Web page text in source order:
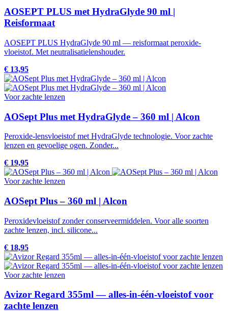
AOSEPT PLUS met HydraGlyde 90 ml |
Reisformaat
AOSEPT PLUS HydraGlyde 90 ml — reisformaat peroxide-
vloeistof. Met neutralisatielenshouder.
€ 13,95
Voor zachte lenzen
AOSept Plus met HydraGlyde – 360 ml | Alcon
Peroxide-lensvloeistof met HydraGlyde technologie. Voor zachte
lenzen en gevoelige ogen. Zonder...
€ 19,95
Voor zachte lenzen
AOSept Plus – 360 ml | Alcon
Peroxidevloeistof zonder conserveermiddelen. Voor alle soorten
zachte lenzen, incl. silicone...
€ 18,95
Voor zachte lenzen
Avizor Regard 355ml — alles-in-één-vloeistof voor
zachte lenzen